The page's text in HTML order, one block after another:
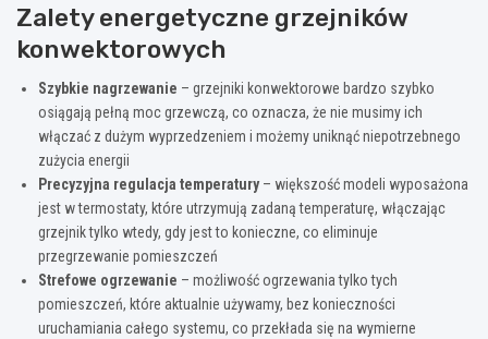
Zalety energetyczne grzejników
konwektorowych
Szybkie nagrzewanie – grzejniki konwektorowe bardzo szybko
osiągają pełną moc grzewczą, co oznacza, że nie musimy ich
włączać z dużym wyprzedzeniem i możemy uniknąć niepotrzebnego
zużycia energii
Precyzyjna regulacja temperatury– większość modeli wyposażona
jest w termostaty, które utrzymują zadaną temperaturę, włączając
grzejnik tylko wtedy, gdy jest to konieczne, co eliminuje
przegrzewanie pomieszczeń
Strefowe ogrzewanie – możliwość ogrzewania tylko tych
pomieszczeń, które aktualnie używamy, bez konieczności
uruchamiania całego systemu, co przekłada się na wymierne